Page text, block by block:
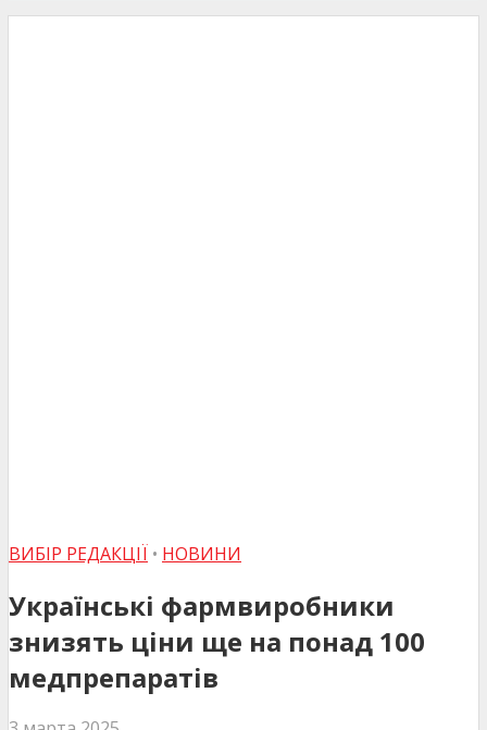
ВИБІР РЕДАКЦІЇ • НОВИНИ
Українські фармвиробники
знизять ціни ще на понад 100
медпрепаратів